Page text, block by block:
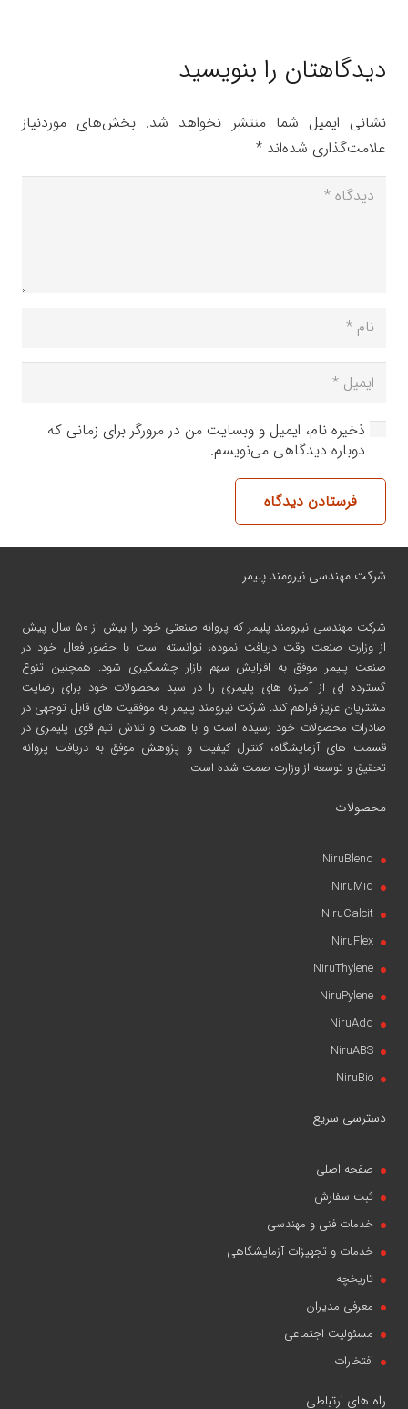
دیدگاهتان را بنویسید
نشانی ایمیل شما منتشر نخواهد شد. بخش‌های موردنیاز
علامت‌گذاری شده‌اند *
ذخیره نام، ایمیل و وبسایت من در مرورگر برای زمانی که
دوباره دیدگاهی می‌نویسم.
فرستادن دیدگاه
شرکت مهندسی نیرومند پلیمر
شرکت مهندسی نیرومند پلیمر
که پروانه صنعتی خود را بیش از ۵۰ سال پیش
از وزارت صنعت وقت دریافت نموده، توانسته است با حضور فعال خود در
صنعت پلیمر موفق به افزایش سهم بازار چشمگیری شود. همچنین تنوع
گسترده ای از آمیزه های پلیمری را در سبد محصولات خود برای رضایت
مشتریان عزیز فراهم کند. شرکت نیرومند پلیمر به موفقیت های قابل توجهی در
صادرات محصولات خود رسیده است و با همت و تلاش تیم قوی پلیمری در
قسمت های آزمایشگاه، کنترل کیفیت و پژوهش موفق به دریافت پروانه
تحقیق و توسعه از وزارت صمت شده است.
محصولات
NiruBlend
NiruMid
NiruCalcit
NiruFlex
NiruThylene
NiruPylene
NiruAdd
NiruABS
NiruBio
دسترسی سریع
صفحه اصلی
ثبت سفارش
خدمات فنی و مهندسی
خدمات و تجهیزات آزمایشگاهی
تاریخچه
معرفی مدیران
مسئولیت اجتماعی
افتخارات
راه های ارتباطی